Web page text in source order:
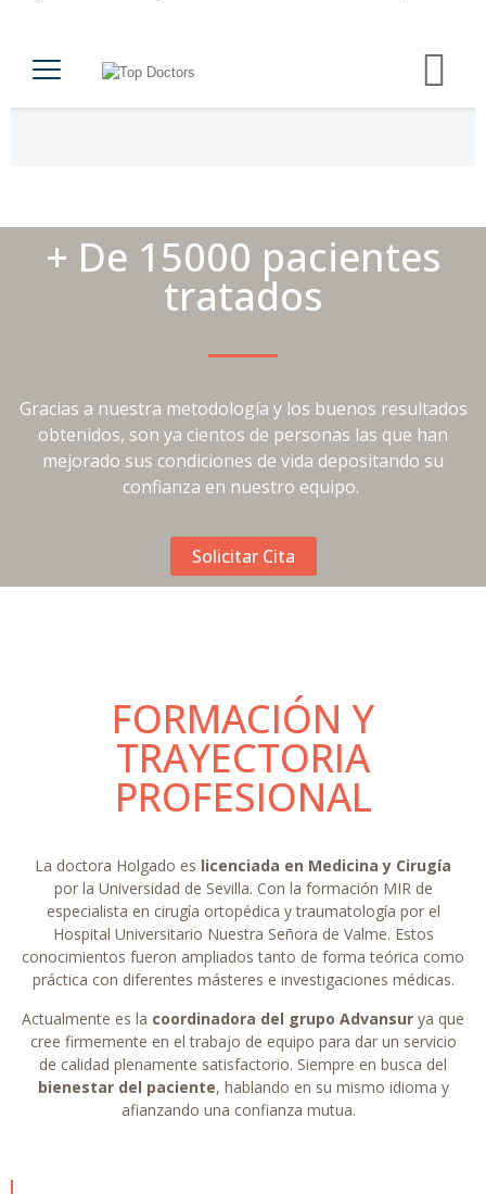
+ De 15000 pacientes
tratados
Gracias a nuestra metodología y los buenos resultados
obtenidos, son ya cientos de personas las que han
mejorado sus condiciones de vida depositando su
confianza en nuestro equipo.
Solicitar Cita
FORMACIÓN Y
TRAYECTORIA
PROFESIONAL
La doctora Holgado es licenciada en Medicina y Cirugía
por la Universidad de Sevilla. Con la formación MIR de
especialista en cirugía ortopédica y traumatología por el
Hospital Universitario Nuestra Señora de Valme. Estos
conocimientos fueron ampliados tanto de forma teórica como
práctica con diferentes másteres e investigaciones médicas.
Actualmente es la coordinadora del grupo Advansur ya que
cree firmemente en el trabajo de equipo para dar un servicio
de calidad plenamente satisfactorio. Siempre en busca del
bienestar del paciente, hablando en su mismo idioma y
afianzando una confianza mutua.